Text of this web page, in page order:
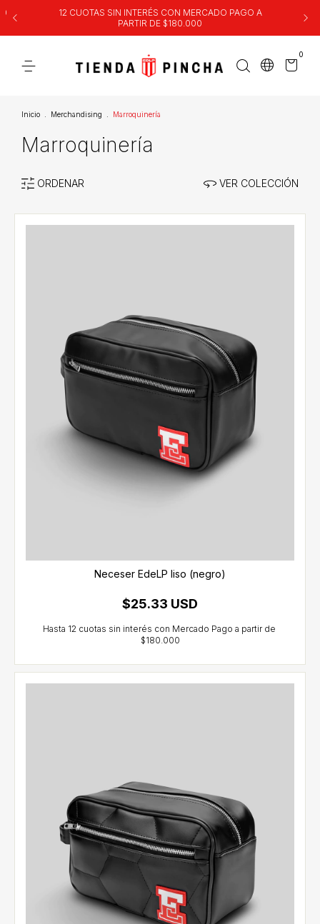
12 CUOTAS SIN INTERÉS CON MERCADO PAGO A
PARTIR DE $180.000
0
Inicio Merchandising Marroquinería
Marroquinería
ORDENAR VER COLECCIÓN
Neceser EdeLP liso (negro)
$25.33 USD